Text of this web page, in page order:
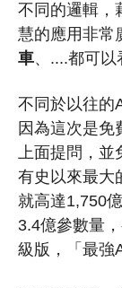
不同的邏輯，
慧的應用非常
車、....都可以
不同於以往的
因為這次是免
上面提問，並
有史以來最大
就高達1,750
3.4億參數量
級版，「最強